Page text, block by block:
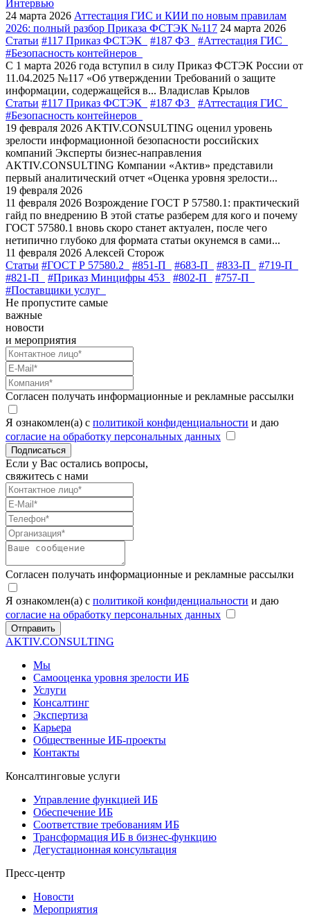
Интервью
24 марта 2026 Аттестация ГИС и КИИ по новым правилам
2026: полный разбор Приказа ФСТЭК №117 24 марта 2026
Статьи #117 Приказ ФСТЭК #187 ФЗ
#Аттестация ГИС
#Безопасность контейнеров
С 1 марта 2026 года вступил в силу Приказ ФСТЭК России от
11.04.2025 №117 «Об утверждении Требований о защите
информации, содержащейся в... Владислав Крылов
Статьи #117 Приказ ФСТЭК #187 ФЗ
#Аттестация ГИС
#Безопасность контейнеров
19 февраля 2026 AKTIV.CONSULTING оценил уровень
зрелости информационной безопасности российских
компаний Эксперты бизнес-направления
AKTIV.CONSULTING Компании «Актив» представили
первый аналитический отчет «Оценка уровня зрелости...
19 февраля 2026
11 февраля 2026 Возрождение ГОСТ Р 57580.1: практический
гайд по внедрению В этой статье разберем для кого и почему
ГОСТ 57580.1 вновь скоро станет актуален, после чего
нетипично глубоко для формата статьи окунемся в сами...
11 февраля 2026 Алексей Сторож
Статьи #ГОСТ Р 57580.2 #851-П #683-П #833-П
#719-П
#821-П
#Приказ Минцифры 453 #802-П
#757-П
#Поставщики услуг
Не пропустите самые
важные
новости
и мероприятия
Согласен получать информационные и рекламные рассылки
Я ознакомлен(а) с политикой конфиденциальности и даю
согласие на обработку персональных данных
Подписаться
Если у Вас остались вопросы,
свяжитесь с нами
Согласен получать информационные и рекламные рассылки
Я ознакомлен(а) с политикой конфиденциальности и даю
согласие на обработку персональных данных
Отправить
AKTIV.CONSULTING
Мы
Самооценка уровня зрелости ИБ
Услуги
Консалтинг
Экспертиза
Карьера
Общественные ИБ-проекты
Контакты
Консалтинговые услуги
Управление функцией ИБ
Обеспечение ИБ
Соответствие требованиям ИБ
Трансформация ИБ в бизнес-функцию
Дегустационная консультация
Пресс-центр
Новости
Мероприятия